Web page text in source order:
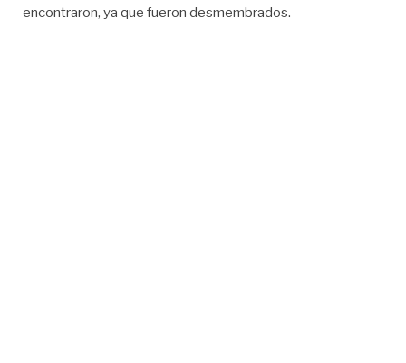
encontraron, ya que fueron desmembrados.